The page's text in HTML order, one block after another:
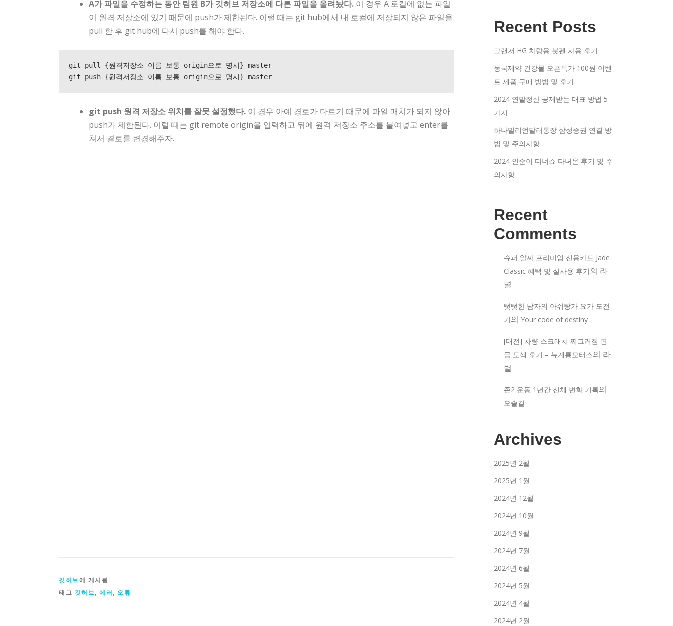
A가 파일을 수정하는 동안 팀원 B가 깃허브 저장소에 다른 파일을 올려놨다. 이 경우 A 로컬에 없는 파일
이 원격 저장소에 있기 때문에 push가 제한된다. 이럴 때는 git hub에서 내 로컬에 저장되지 않은 파일을
pull 한 후 git hub에 다시 push를 해야 한다.
git pull {원격저장소 이름 보통 origin으로 명시} master
git push {원격저장소 이름 보통 origin으로 명시} master
git push 원격 저장소 위치를 잘못 설정했다. 이 경우 아예 경로가 다르기 때문에 파일 매치가 되지 않아
push가 제한된다. 이럴 때는 git remote origin을 입력하고 뒤에 원격 저장소 주소를 붙여넣고 enter를
쳐서 결로를 변경해주자.
깃허브에 게시됨
태그 깃허브, 에러, 오류
Recent Posts
그랜저 HG 차량용 붓펜 사용 후기
동국제약 건강몰 오픈특가 100원 이벤
트 제품 구매 방법 및 후기
2024 연말정산 공제받는 대표 방법 5
가지
하나밀리언달러통장 삼성증권 연결 방
법 및 주의사항
2024 인순이 디너쇼 다녀온 후기 및 주
의사항
Recent
Comments
슈퍼 알짜 프리미엄 신용카드 Jade
Classic 혜택 및 실사용 후기의 라
별
뻣뻣한 남자의 아쉬탕가 요가 도전
기의 Your code of destiny
[대전] 차량 스크래치 찌그러짐 판
금 도색 후기 – 뉴계룡모터스의 라
별
존2 운동 1년간 신체 변화 기록의
오솔길
Archives
2025년 2월
2025년 1월
2024년 12월
2024년 10월
2024년 9월
2024년 7월
2024년 6월
2024년 5월
2024년 4월
2024년 2월